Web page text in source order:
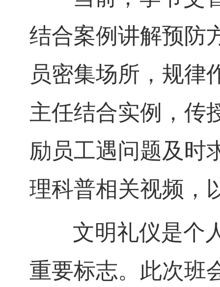
结合案例讲解预防
员密集场所，规律
主任结合实例，传
励员工遇问题及时
理科普相关视频，
文明礼仪是个人
重要标志。此次班